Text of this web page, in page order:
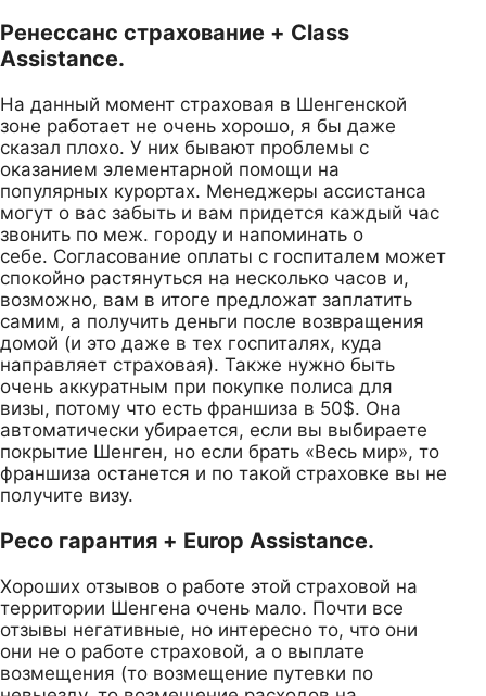
Ренессанс страхование + Class
Assistance.
На данный момент страховая в Шенгенской
зоне работает не очень хорошо, я бы даже
сказал плохо. У них бывают проблемы с
оказанием элементарной помощи на
популярных курортах. Менеджеры ассистанса
могут о вас забыть и вам придется каждый час
звонить по меж. городу и напоминать о
себе. Согласование оплаты с госпиталем может
спокойно растянуться на несколько часов и,
возможно, вам в итоге предложат заплатить
самим, а получить деньги после возвращения
домой (и это даже в тех госпиталях, куда
направляет страховая). Также нужно быть
очень аккуратным при покупке полиса для
визы, потому что есть франшиза в 50$. Она
автоматически убирается, если вы выбираете
покрытие Шенген, но если брать «Весь мир», то
франшиза останется и по такой страховке вы не
получите визу.
Ресо гарантия + Europ Assistance.
Хороших отзывов о работе этой страховой на
территории Шенгена очень мало. Почти все
отзывы негативные, но интересно то, что они
они не о работе страховой, а о выплате
возмещения (то возмещение путевки по